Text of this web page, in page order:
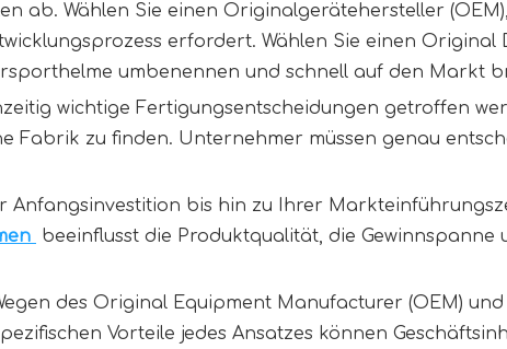
ab. Wählen Sie einen Originalgerätehersteller
erfordert. Wählen Sie einen Original
umbenennen und schnell auf den Markt
wichtige Fertigungsentscheidungen getroffen
Fabrik zu finden. Unternehmer müssen genau
Anfangsinvestition bis hin zu Ihrer
beeinflusst die Produktqualität, die Gewinnspanne
des Original Equipment Manufacturer (OEM)
Vorteile jedes Ansatzes können